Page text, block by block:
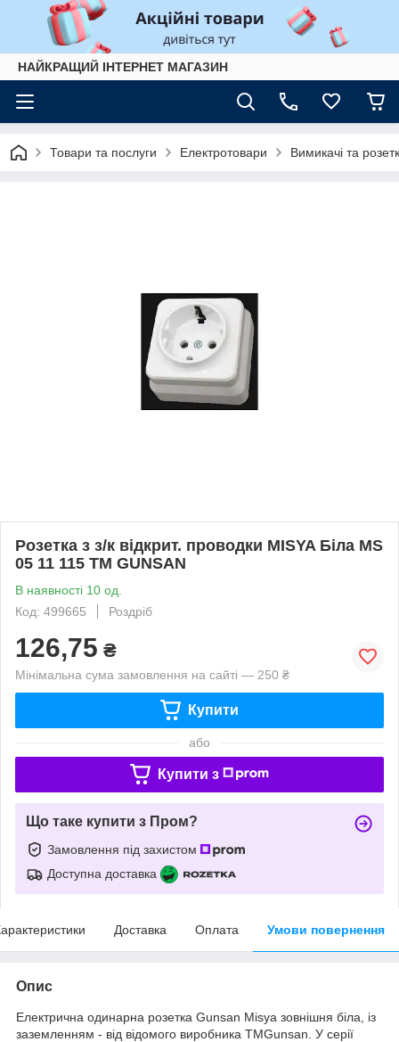
НАЙКРАЩИЙ ІНТЕРНЕТ МАГАЗИН
Товари та послуги Електротовари Вимикачі та
Розетка з з/к відкрит. проводки MISYA Біла MS
05 11 115 ТМ GUNSAN
В наявності 10 од.
Код: 499665
Роздріб
126,75 ₴
Мінімальна сума замовлення на сайті — 250 ₴
Купити
або
Купити з
Що таке купити з Пром?
Замовлення під захистом
Доступна доставка
Доставка Оплата Умови повернення
Опис
Електрична одинарна розетка Gunsan Misya зовнішня біла, із
заземленням - від відомого виробника ТМGunsan. У серії